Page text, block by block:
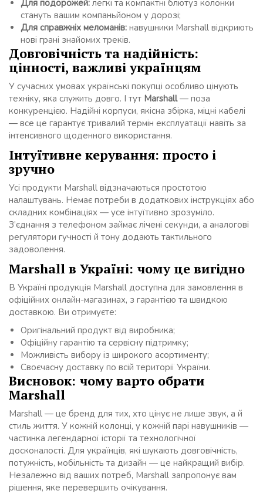
Для подорожей: легкі та компактні блютуз колонки
стануть вашим компаньйоном у дорозі;
Для справжніх меломанів: навушники Marshall відкриють
нові грані знайомих треків.
Довговічність та надійність:
цінності, важливі українцям
У сучасних умовах українські покупці особливо цінують
техніку, яка служить довго. І тут Marshall— поза
конкуренцією. Надійні корпуси, якісна збірка, міцні кабелі
— все це гарантує тривалий термін експлуатації навіть за
інтенсивного щоденного використання.
Інтуїтивне керування: просто і
зручно
Усі продукти Marshall відзначаються простотою
налаштувань. Немає потреби в додаткових інструкціях або
складних комбінаціях — усе інтуїтивно зрозуміло.
З’єднання з телефоном займає лічені секунди, а аналогові
регулятори гучності й тону додають тактильного
задоволення.
Marshall в Україні: чому це вигідно
В Україні продукція Marshall доступна для замовлення в
офіційних онлайн-магазинах, з гарантією та швидкою
доставкою. Ви отримуєте:
Оригінальний продукт від виробника;
Офіційну гарантію та сервісну підтримку;
Можливість вибору із широкого асортименту;
Своєчасну доставку по всій території України.
Висновок: чому варто обрати
Marshall
Marshall — це бренд для тих, хто цінує не лише звук, а й
стиль життя. У кожній колонці, у кожній парі навушників —
частинка легендарної історії та технологічної
досконалості. Для українців, які шукають довговічність,
потужність, мобільність та дизайн — це найкращий вибір.
Незалежно від ваших потреб, Marshall запропонує вам
рішення, яке перевершить очікування.